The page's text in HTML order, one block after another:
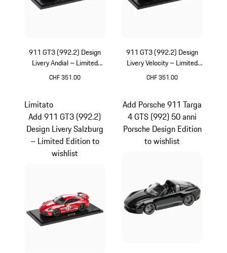
911 GT3 (992.2) Design
Livery Andial – Limited
Edition
CHF 351.00
911 GT3 (992.2) Design
Livery Velocity – Limited
Edition
CHF 351.00
Limitato
Add 911 GT3 (992.2)
Design Livery Salzburg
– Limited Edition to
wishlist
Add Porsche 911 Targa
4 GTS (992) 50 anni
Porsche Design Edition
to wishlist